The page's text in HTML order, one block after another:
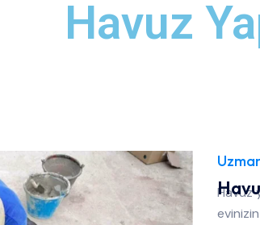
Havuz
Havuz